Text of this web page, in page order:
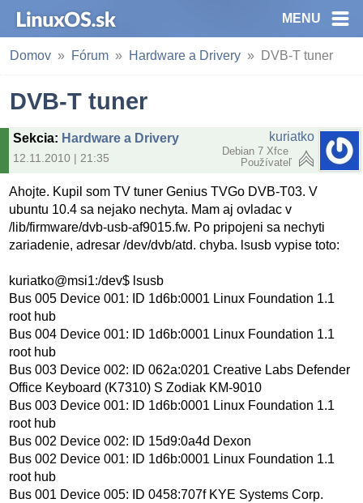
MENU
Domov Fórum Hardware a Drivery DVB-T tuner
DVB-T tuner
Sekcia: Hardware a Drivery
12.11.2010 | 21:35
kuriatko
Debian 7 Xfce
Používateľ
Ahojte. Kupil som TV tuner Genius TVGo DVB-T03. V
ubuntu 10.4 sa nejako nechyta. Mam aj ovladac v
/lib/firmware/dvb-usb-af9015.fw. Po pripojeni sa nechyti
zariadenie, adresar /dev/dvb/atd. chyba. lsusb vypise toto:
kuriatko@msi1:/dev$ lsusb
Bus 005 Device 001: ID 1d6b:0001 Linux Foundation 1.1
root hub
Bus 004 Device 001: ID 1d6b:0001 Linux Foundation 1.1
root hub
Bus 003 Device 002: ID 062a:0201 Creative Labs Defender
Office Keyboard (K7310) S Zodiak KM-9010
Bus 003 Device 001: ID 1d6b:0001 Linux Foundation 1.1
root hub
Bus 002 Device 002: ID 15d9:0a4d Dexon
Bus 002 Device 001: ID 1d6b:0001 Linux Foundation 1.1
root hub
Bus 001 Device 005: ID 0458:707f KYE Systems Corp.